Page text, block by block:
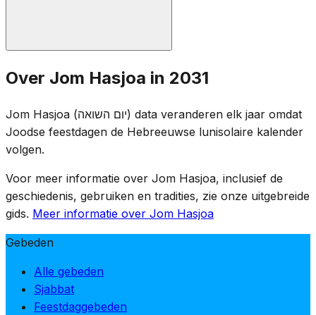
Jom HaSjoa werd in 1953 door de Israëlische Knesset
ingesteld. De datum van 27 Nisan werd gekozen
vanwege de nabijheid van de verjaardag van de Opstand
in het Getto van Warschau (15 Nisan 1943), terwijl een
conflict met Pesach werd vermeden.
Over Jom Hasjoa in 2031
Jom Hasjoa (יום השואה) data veranderen elk jaar omdat
Joodse feestdagen de Hebreeuwse lunisolaire kalender
volgen.
Voor meer informatie over Jom Hasjoa, inclusief de
geschiedenis, gebruiken en tradities, zie onze uitgebreide
gids. Meer informatie over Jom Hasjoa
Gebeden
Alle gebeden
Sjabbat
Feestdaggebeden